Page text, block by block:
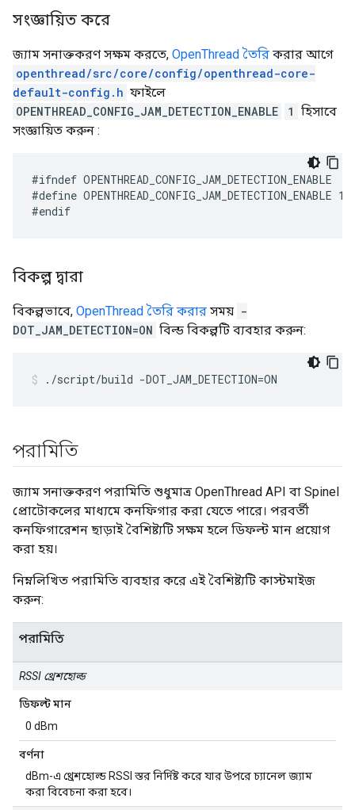
সংজ্ঞায়িত করে
জ্যাম সনাক্তকরণ সক্ষম করতে, OpenThread তৈরি করার আগে
openthread/src/core/config/openthread-core-
default-config.h ফাইলে
OPENTHREAD_CONFIG_JAM_DETECTION_ENABLE
1 হিসাবে
সংজ্ঞায়িত করুন :
#define OPENTHREAD_CONFIG_JAM_DETECTION_ENABLE 1
বিকল্প দ্বারা
বিকল্পভাবে, OpenThread তৈরি করার সময় -
DOT_JAM_DETECTION=ON বিল্ড বিকল্পটি ব্যবহার করুন:
./script/build -DOT_JAM_DETECTION=ON
পরামিতি
জ্যাম সনাক্তকরণ পরামিতি শুধুমাত্র OpenThread API বা Spinel
প্রোটোকলের মাধ্যমে কনফিগার করা যেতে পারে। পরবর্তী
কনফিগারেশন ছাড়াই বৈশিষ্ট্যটি সক্ষম হলে ডিফল্ট মান প্রয়োগ
করা হয়।
নিম্নলিখিত পরামিতি ব্যবহার করে এই বৈশিষ্ট্যটি কাস্টমাইজ
করুন:
পরামিতি
RSSI থ্রেশহোল্ড
ডিফল্ট মান
0 dBm
বর্ণনা
dBm-এ থ্রেশহোল্ড RSSI স্তর নির্দিষ্ট করে যার উপরে চ্যানেল জ্যাম
করা বিবেচনা করা হবে।